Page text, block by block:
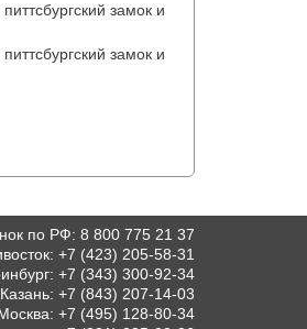
замок и
замок и
по РФ: 8 800 775 21 37
: +7 (423) 205-58-31
: +7 (343) 300-92-34
Казань: +7 (843) 207-14-03
: +7 (495) 128-80-34